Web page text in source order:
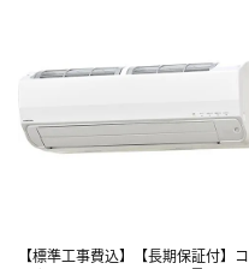
【標準工事費込】【長期保証付】コ